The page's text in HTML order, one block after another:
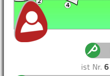
ist Nr.6